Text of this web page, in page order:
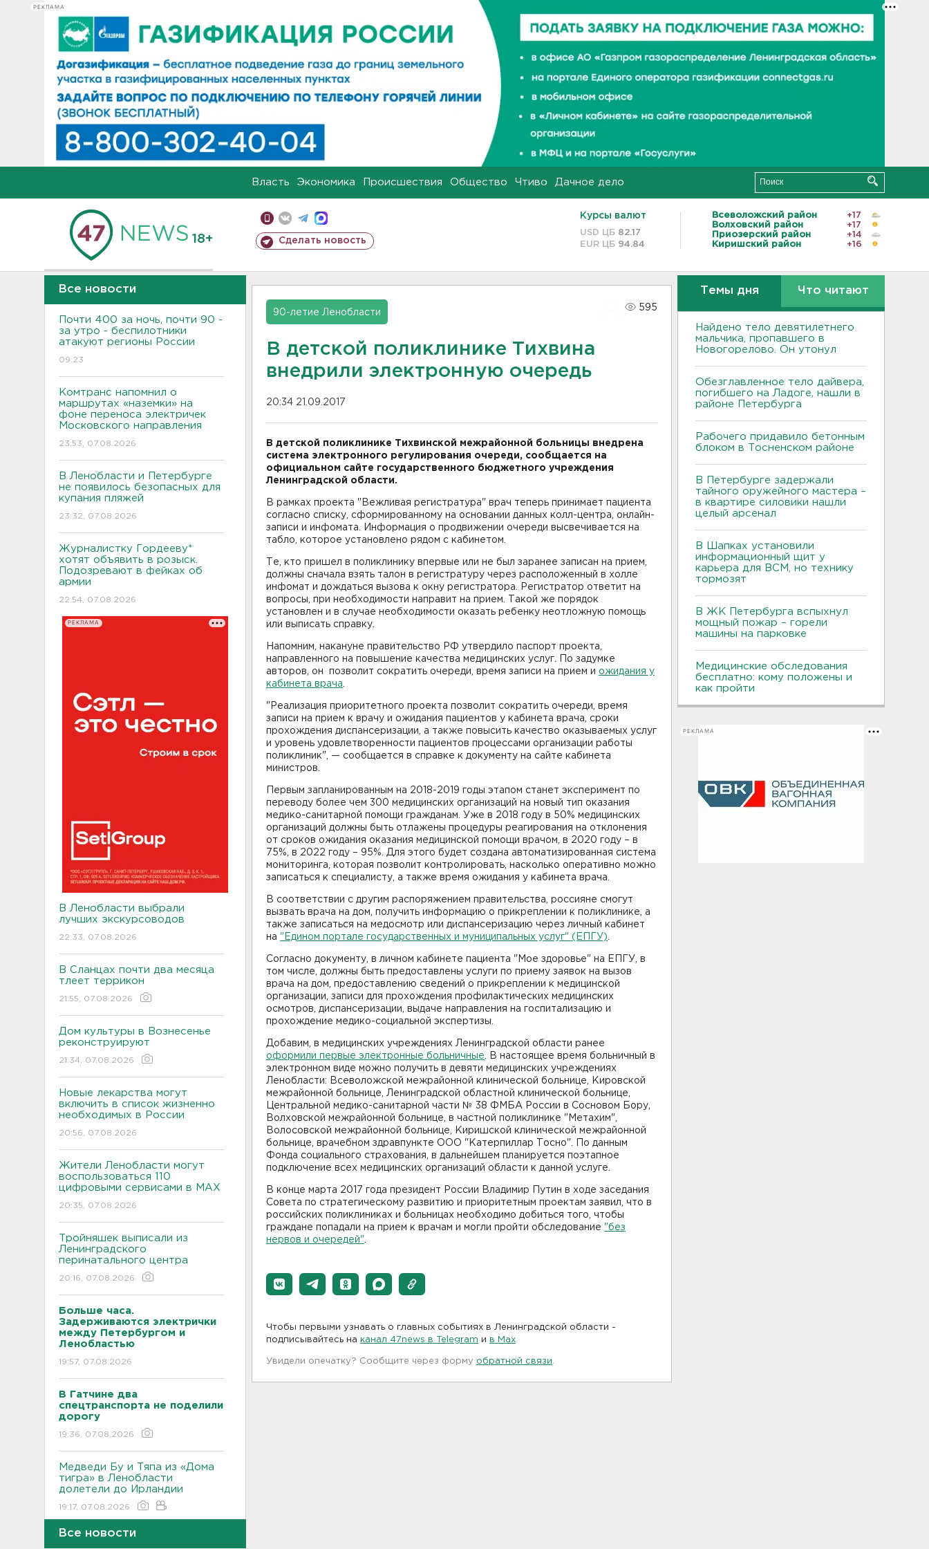
РЕКЛАМА
Власть Экономика Происшествия Общество Чтиво Дачное дело
18+ Сделать новость
Курсы валют
USD ЦБ 82.17
EUR ЦБ 94.84
Всеволожский район
+17
Волховский район
+17
Приозерский район
+14
Киришский район
+16
Все новости
Почти 400 за ночь, почти 90 -
за утро - беспилотники
атакуют регионы России
09:23
Комтранс напомнил о
маршрутах «наземки» на
фоне переноса электричек
Московского направления
23:53, 07.08.2026
В Ленобласти и Петербурге
не появилось безопасных для
купания пляжей
23:32, 07.08.2026
Журналистку Гордееву*
хотят объявить в розыск.
Подозревают в фейках об
армии
22:54, 07.08.2026
РЕКЛАМА
В Ленобласти выбрали
лучших экскурсоводов
22:33, 07.08.2026
В Сланцах почти два месяца
тлеет террикон
21:55, 07.08.2026
Дом культуры в Вознесенье
реконструируют
21:34, 07.08.2026
Новые лекарства могут
включить в список жизненно
необходимых в России
20:56, 07.08.2026
Жители Ленобласти могут
воспользоваться 110
цифровыми сервисами в МАХ
20:35, 07.08.2026
Тройняшек выписали из
Ленинградского
перинатального центра
20:16, 07.08.2026
Больше часа.
Задерживаются электрички
между Петербургом и
Ленобластью
19:57, 07.08.2026
В Гатчине два
спецтранспорта не поделили
дорогу
19:36, 07.08.2026
Медведи Бу и Тяпа из «Дома
тигра» в Ленобласти
долетели до Ирландии
19:17, 07.08.2026
Больше десятка человек
Все новости
90-летие Ленобласти
595
В детской поликлинике Тихвина
внедрили электронную очередь
20:34 21.09.2017
В детской поликлинике Тихвинской межрайонной больницы внедрена
система электронного регулирования очереди, сообщается на
официальном сайте государственного бюджетного учреждения
Ленинградской области.
В рамках проекта "Вежливая регистратура" врач теперь принимает пациента
согласно списку, сформированному на основании данных колл-центра, онлайн-
записи и инфомата. Информация о продвижении очереди высвечивается на
табло, которое установлено рядом с кабинетом.
Те, кто пришел в поликлинику впервые или не был заранее записан на прием,
должны сначала взять талон в регистратуру через расположенный в холле
инфомат и дождаться вызова к окну регистратора. Регистратор ответит на
вопросы, при необходимости направит на прием. Такой же порядок
установлен и в случае необходимости оказать ребенку неотложную помощь
или выписать справку.
Напомним, накануне правительство РФ утвердило паспорт проекта,
направленного на повышение качества медицинских услуг. По задумке
авторов, он позволит сократить очереди, время записи на прием и ожидания у
кабинета врача
"Реализация приоритетного проекта позволит сократить очереди, время
записи на прием к врачу и ожидания пациентов у кабинета врача, сроки
прохождения диспансеризации, а также повысить качество оказываемых услуг
и уровень удовлетворенности пациентов процессами организации работы
поликлиник", — сообщается в справке к документу на сайте кабинета
министров.
Первым запланированным на 2018-2019 годы этапом станет эксперимент по
переводу более чем 300 медицинских организаций на новый тип оказания
медико-санитарной помощи гражданам. Уже в 2018 году в 50% медицинских
организаций должны быть отлажены процедуры реагирования на отклонения
от сроков ожидания оказания медицинской помощи врачом, в 2020 году – в
75%, в 2022 году – 95%. Для этого будет создана автоматизированная система
мониторинга, которая позволит контролировать, насколько оперативно можно
записаться к специалисту, а также время ожидания у кабинета врача.
В соответствии с другим распоряжением правительства, россияне смогут
вызвать врача на дом, получить информацию о прикреплении к поликлинике, а
также записаться на медосмотр или диспансеризацию через личный кабинет
на "Едином портале государственных и муниципальных услуг" (ЕПГУ)
Согласно документу, в личном кабинете пациента "Мое здоровье" на ЕПГУ, в
том числе, должны быть предоставлены услуги по приему заявок на вызов
врача на дом, предоставлению сведений о прикреплении к медицинской
организации, записи для прохождения профилактических медицинских
осмотров, диспансеризации, выдаче направления на госпитализацию и
прохождение медико-социальной экспертизы.
Добавим, в медицинских учреждениях Ленинградской области ранее
оформили первые электронные больничные . В настоящее время больничный в
электронном виде можно получить в девяти медицинских учреждениях
Ленобласти: Всеволожской межрайонной клинической больнице, Кировской
межрайонной больнице, Ленинградской областной клинической больнице,
Центральной медико-санитарной части № 38 ФМБА России в Сосновом Бору,
Волховской межрайонной больнице, в частной поликлинике "Метахим",
Волосовской межрайонной больнице, Киришской клинической межрайонной
больнице, врачебном здравпункте ООО "Катерпиллар Тосно". По данным
Фонда социального страхования, в дальнейшем планируется поэтапное
подключение всех медицинских организаций области к данной услуге.
В конце марта 2017 года президент России Владимир Путин в ходе заседания
Совета по стратегическому развитию и приоритетным проектам заявил, что в
российских поликлиниках и больницах необходимо добиться того, чтобы
граждане попадали на прием к врачам и могли пройти обследование "без
нервов и очередей"
Чтобы первыми узнавать о главных событиях в Ленинградской области -
подписывайтесь на канал 47news в Telegram и в Maх
Увидели опечатку? Сообщите через форму обратной связи
Темы дня Что читают
Найдено тело девятилетнего
мальчика, пропавшего в
Новогорелово. Он утонул
Обезглавленное тело дайвера,
погибшего на Ладоге, нашли в
районе Петербурга
Рабочего придавило бетонным
блоком в Тосненском районе
В Петербурге задержали
тайного оружейного мастера –
в квартире силовики нашли
целый арсенал
В Шапках установили
информационный щит у
карьера для ВСМ, но технику
тормозят
В ЖК Петербурга вспыхнул
мощный пожар – горели
машины на парковке
Медицинские обследования
бесплатно: кому положены и
как пройти
РЕКЛАМА